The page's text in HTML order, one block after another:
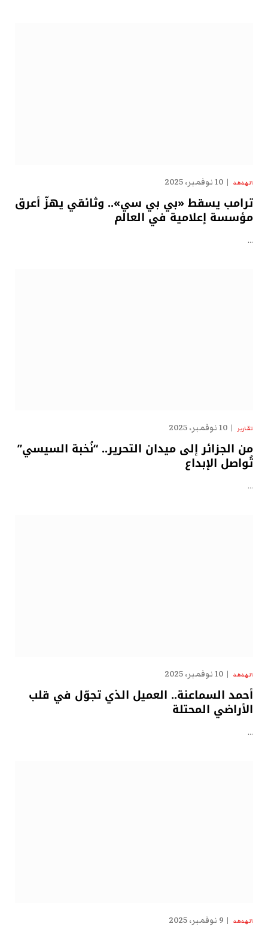
الهدهد 10 نوفمبر، 2025
ترامب يسقط «بي بي سي».. وثائقي يهزّ أعرق
مؤسسة إعلامية في العالم
…
تقارير 10 نوفمبر، 2025
من الجزائر إلى ميدان التحرير.. “نُخبة السيسي”
تُواصل الإبداع
…
الهدهد 10 نوفمبر، 2025
أحمد السماعنة.. العميل الذي تجوّل في قلب
الأراضي المحتلة
…
الهدهد 9 نوفمبر، 2025